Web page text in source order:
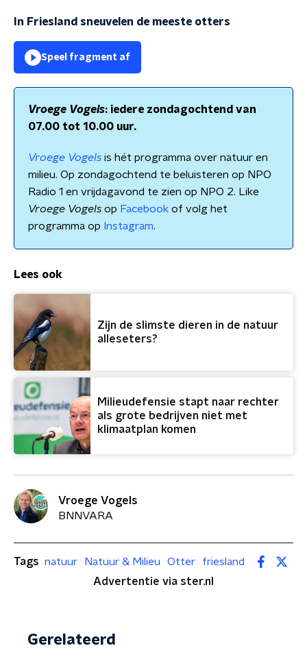
In Friesland sneuvelen de meeste otters
Speel fragment af
Vroege Vogels: iedere zondagochtend van
07.00 tot 10.00 uur.
Vroege Vogels is hét programma over natuur en
milieu. Op zondagochtend te beluisteren op NPO
Radio 1 en vrijdagavond te zien op NPO 2. Like
Vroege Vogels op Facebook of volg het
programma op Instagram.
Lees ook
Zijn de slimste dieren in de natuur
alleseters?
Milieudefensie stapt naar rechter
als grote bedrijven niet met
klimaatplan komen
Vroege Vogels
BNNVARA
Tags natuur Natuur & Milieu Otter
friesland
Advertentie via ster.nl
Gerelateerd